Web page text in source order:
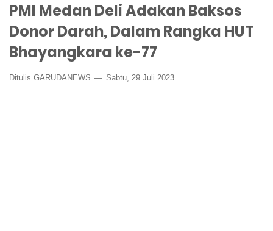
PMI Medan Deli Adakan Baksos
Donor Darah, Dalam Rangka HUT
Bhayangkara ke-77
Ditulis GARUDANEWS Sabtu, 29 Juli 2023